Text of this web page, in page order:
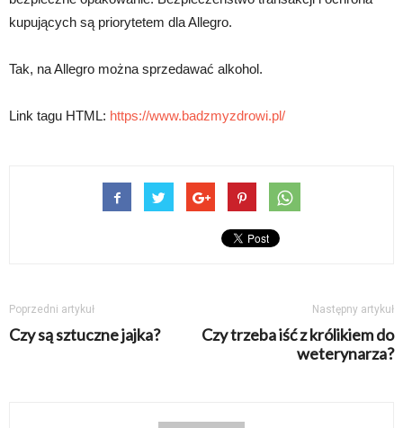
kupujących są priorytetem dla Allegro.
Tak, na Allegro można sprzedawać alkohol.
Link tagu HTML: https://www.badzmyzdrowi.pl/
Poprzedni artykuł
Czy są sztuczne jajka?
Następny artykuł
Czy trzeba iść z królikiem do
weterynarza?